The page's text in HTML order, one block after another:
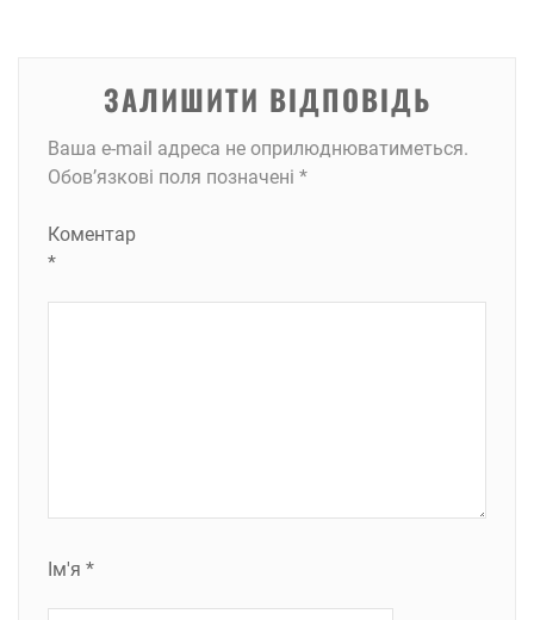
ЗАЛИШИТИ ВІДПОВІДЬ
Ваша e-mail адреса не оприлюднюватиметься.
Обов’язкові поля позначені *
Коментар
*
Ім'я *